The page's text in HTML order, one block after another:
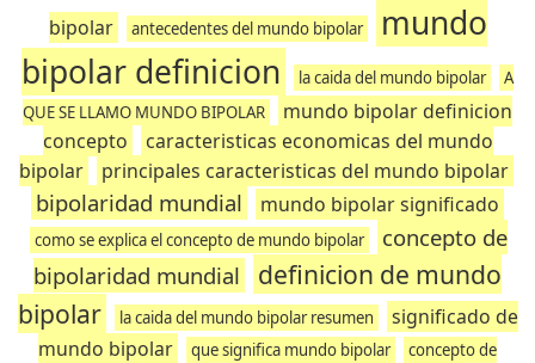
bipolar
antecedentes del mundo bipolar
mundo
bipolar definicion
la caida del mundo bipolar
A
QUE SE LLAMO MUNDO BIPOLAR
mundo bipolar definicion
concepto
caracteristicas economicas del mundo
bipolar
principales caracteristicas del mundo bipolar
bipolaridad mundial mundo bipolar significado
como se explica el concepto de mundo bipolar
concepto de
bipolaridad mundial
definicion de mundo
bipolar
la caida del mundo bipolar resumen
significado de
mundo bipolar
que significa mundo bipolar
concepto de